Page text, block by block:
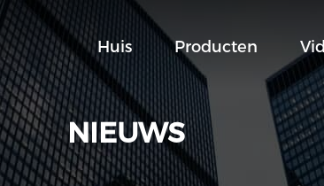
Huis Producten
NIEUWS